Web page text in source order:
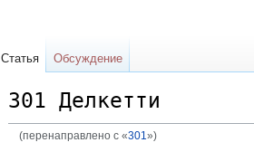
301 Делкетти
(перенаправлено с «301 »)
Статья Обсуждение